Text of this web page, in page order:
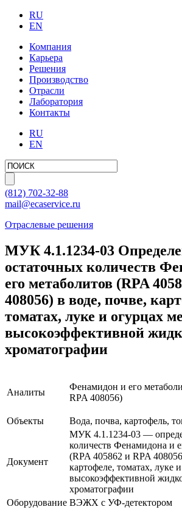
RU
EN
Компания
Карьера
Решения
Производство
Отрасли
Лаборатория
Контакты
RU
EN
(812) 702-32-88
mail@ecaservice.ru
Отраслевые решения
МУК 4.1.1234-03
остаточных количеств
его метаболитов (RPA
408056) в воде, почве,
томатах, луке и огурцах
высокоэффективной
хроматографии
Аналиты
Фенамидон и его
RPA 408056)
Объекты Вода, почва, картофель,
Документ
МУК 4.1.1234-03 —
количеств Фенамидона и
(RPA 405862 и RPA
картофеле, томатах, луке
высокоэффективной
хроматографии
Оборудование ВЭЖХ с УФ-детектором